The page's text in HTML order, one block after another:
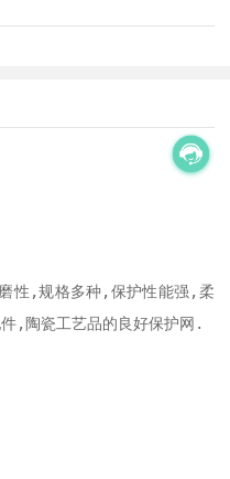
性,规格多种,保护性能强,柔
,陶瓷工艺品的良好保护网.